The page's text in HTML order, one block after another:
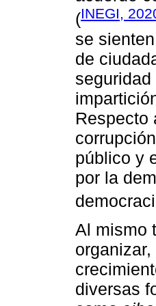
(INEGI,
se
de
Respecto
público y
por la
Al mismo
diversas